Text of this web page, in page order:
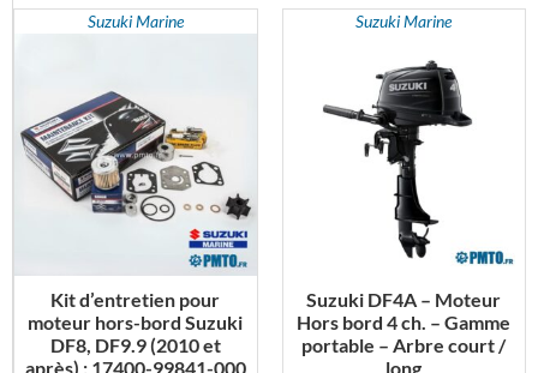
Suzuki Marine
Kit d’entretien pour
moteur hors-bord Suzuki
DF8, DF9.9 (2010 et
après) : 17400-99841-000
Suzuki Marine
Suzuki DF4A – Moteur
Hors bord 4 ch. – Gamme
portable – Arbre court /
long